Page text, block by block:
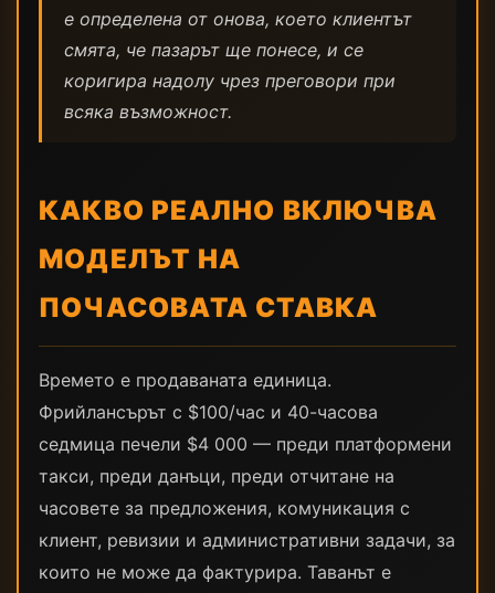
е определена от онова, което клиентът
смята, че пазарът ще понесе, и се
коригира надолу чрез преговори при
всяка възможност.
КАКВО РЕАЛНО ВКЛЮЧВА
МОДЕЛЪТ НА
ПОЧАСОВАТА СТАВКА
Времето е продаваната единица.
Фрийлансърът с $100/час и 40-часова
седмица печели $4 000 — преди платформени
такси, преди данъци, преди отчитане на
часовете за предложения, комуникация с
клиент, ревизии и административни задачи, за
които не може да фактурира. Таванът е